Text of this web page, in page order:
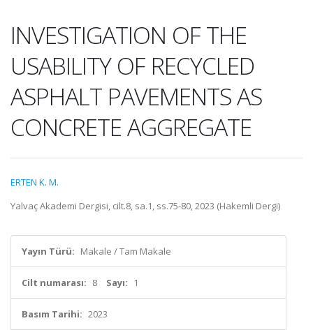
INVESTIGATION OF THE
USABILITY OF RECYCLED
ASPHALT PAVEMENTS AS
CONCRETE AGGREGATE
ERTEN K. M.
Yalvaç Akademi Dergisi, cilt.8, sa.1, ss.75-80, 2023 (Hakemli Dergi)
Yayın Türü: Makale / Tam Makale
Cilt numarası: 8 Sayı: 1
Basım Tarihi: 2023